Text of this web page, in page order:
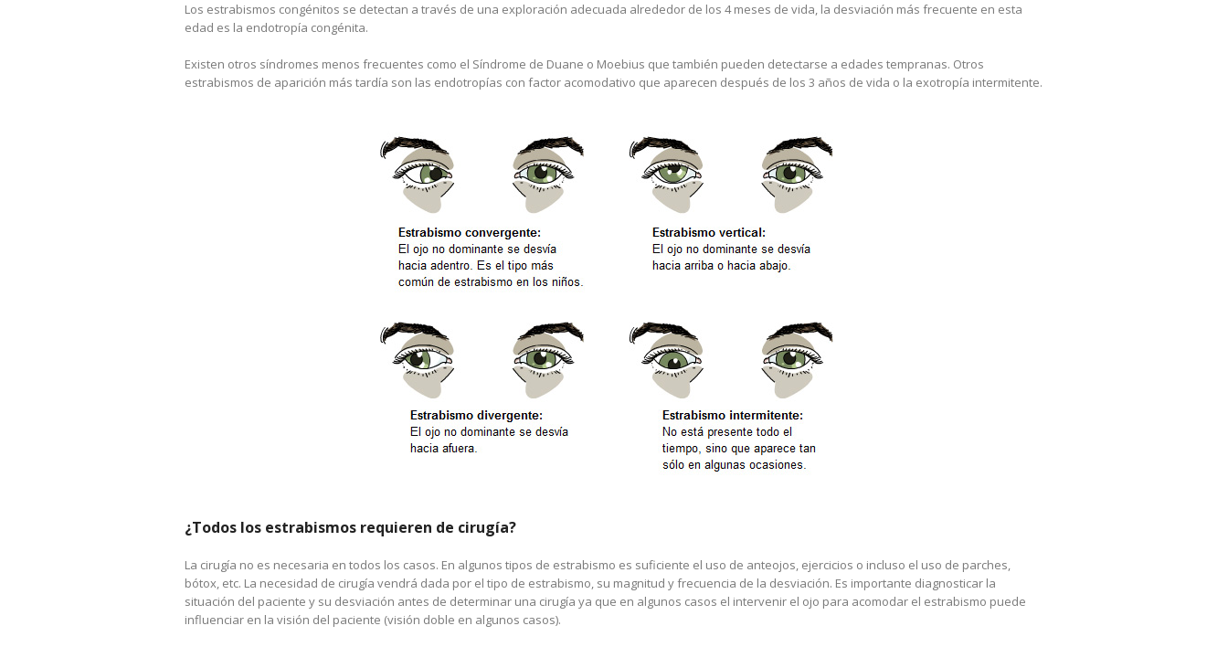
Los estrabismos congénitos se detectan a través de una exploración adecuada alrededor de los 4 meses de vida, la desviación más frecuente en esta
edad es la endotropía congénita.
Existen otros síndromes menos frecuentes como el Síndrome de Duane o Moebius que también pueden detectarse a edades tempranas. Otros
estrabismos de aparición más tardía son las endotropías con factor acomodativo que aparecen después de los 3 años de vida o la exotropía intermitente.
¿Todos los estrabismos requieren de cirugía?
La cirugía no es necesaria en todos los casos. En algunos tipos de estrabismo es suficiente el uso de anteojos, ejercicios o incluso el uso de parches,
bótox, etc. La necesidad de cirugía vendrá dada por el tipo de estrabismo, su magnitud y frecuencia de la desviación. Es importante diagnosticar la
situación del paciente y su desviación antes de determinar una cirugía ya que en algunos casos el intervenir el ojo para acomodar el estrabismo puede
influenciar en la visión del paciente (visión doble en algunos casos).